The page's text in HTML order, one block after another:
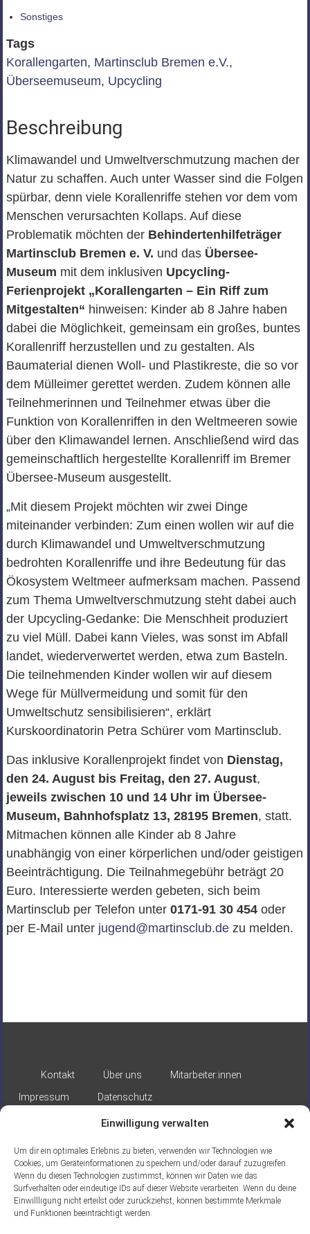
Einwilligung verwalten
Um dir ein optimales Erlebnis zu bieten, verwenden wir Technologien wie
Cookies, um Geräteinformationen zu speichern und/oder darauf zuzugreifen.
Wenn du diesen Technologien zustimmst, können wir Daten wie das
Surfverhalten oder eindeutige IDs auf dieser Website verarbeiten. Wenn du deine
Einwillligung nicht erteilst oder zurückziehst, können bestimmte Merkmale
und Funktionen beeinträchtigt werden.
Sonstiges
Tags
Korallengarten, Martinsclub Bremen e.V.,
Überseemuseum, Upcycling
Beschreibung
Klimawandel und Umweltverschmutzung machen der
Natur zu schaffen. Auch unter Wasser sind die Folgen
spürbar, denn viele Korallenriffe stehen vor dem vom
Menschen verursachten Kollaps. Auf diese
Problematik möchten der Behindertenhilfeträger
Martinsclub Bremen e. V. und das Übersee-
Museum mit dem inklusiven Upcycling-
Ferienprojekt „Korallengarten – Ein Riff zum
Mitgestalten“ hinweisen: Kinder ab 8 Jahre haben
dabei die Möglichkeit, gemeinsam ein großes, buntes
Korallenriff herzustellen und zu gestalten. Als
Baumaterial dienen Woll- und Plastikreste, die so vor
dem Mülleimer gerettet werden. Zudem können alle
Teilnehmerinnen und Teilnehmer etwas über die
Funktion von Korallenriffen in den Weltmeeren sowie
über den Klimawandel lernen. Anschließend wird das
gemeinschaftlich hergestellte Korallenriff im Bremer
Übersee-Museum ausgestellt.
„Mit diesem Projekt möchten wir zwei Dinge
miteinander verbinden: Zum einen wollen wir auf die
durch Klimawandel und Umweltverschmutzung
bedrohten Korallenriffe und ihre Bedeutung für das
Ökosystem Weltmeer aufmerksam machen. Passend
zum Thema Umweltverschmutzung steht dabei auch
der Upcycling-Gedanke: Die Menschheit produziert
zu viel Müll. Dabei kann Vieles, was sonst im Abfall
landet, wiederverwertet werden, etwa zum Basteln.
Die teilnehmenden Kinder wollen wir auf diesem
Wege für Müllvermeidung und somit für den
Umweltschutz sensibilisieren“, erklärt
Kurskoordinatorin Petra Schürer vom Martinsclub.
Das inklusive Korallenprojekt findet von Dienstag,
den 24. August bis Freitag, den 27. August,
jeweils zwischen 10 und 14 Uhr im Übersee-
Museum, Bahnhofsplatz 13, 28195 Bremen, statt.
Mitmachen können alle Kinder ab 8 Jahre
unabhängig von einer körperlichen und/oder geistigen
Beeinträchtigung. Die Teilnahmegebühr beträgt 20
Euro. Interessierte werden gebeten, sich beim
Martinsclub per Telefon unter 0171-91 30 454oder
per E-Mail unter jugend@martinsclub.dezu melden.
Kontakt Über uns
Mitarbeiter:innen
Impressum
Datenschutz
Gefördert durch: